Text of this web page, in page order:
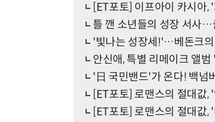
[ET포토] 이프아이 카시아,
틀 깬 소년들의 성장 서사…
'빛나는 성장세!'…베돈크의
안신애, 특별 리메이크 앨
'日 국민밴드'가 온다! 백넘
[ET포토] 로맨스의 절대값
[ET포토] 로맨스의 절대값